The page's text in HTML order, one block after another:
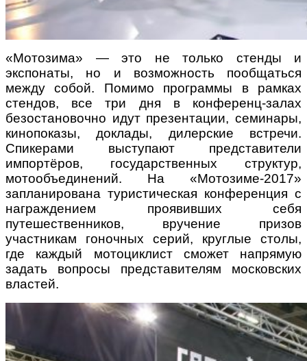
«Мотозима» — это не только стенды и
экспонаты, но и возможность пообщаться
между собой. Помимо программы в рамках
стендов, все три дня в конференц-залах
безостановочно идут презентации, семинары,
кинопоказы, доклады, дилерские встречи.
Спикерами выступают представители
импортёров, государственных структур,
мотообъединений. На «Мотозиме-2017»
запланирована туристическая конференция с
награждением проявивших себя
путешественников, вручение призов
участникам гоночных серий, круглые столы,
где каждый мотоциклист сможет напрямую
задать вопросы представителям московских
властей.